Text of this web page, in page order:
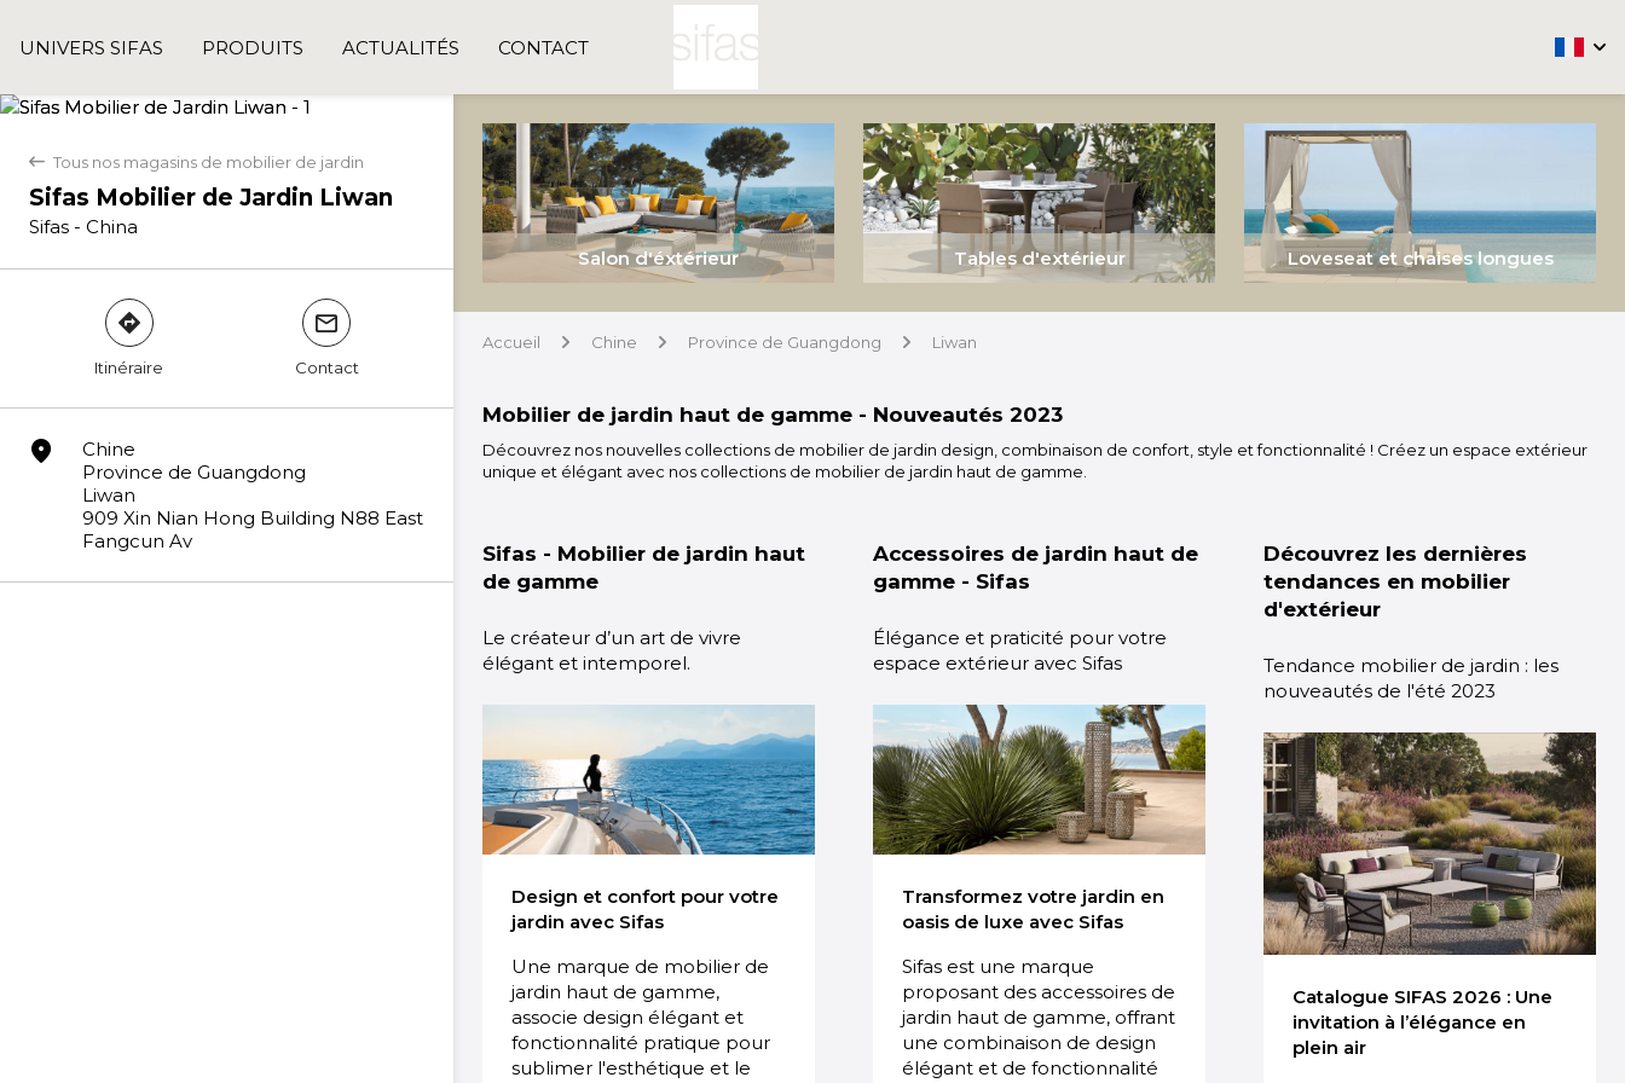
UNIVERS SIFAS PRODUITS ACTUALITÉS CONTACT arrow
back Tous nos magasins de mobilier de jardin
Sifas Mobilier de Jardin Liwan
Sifas - China
direction
Itinéraire
mail
Contact
marker
Chine
Province de Guangdong
Liwan
909 Xin Nian Hong Building N88 East
Fangcun Av
Salon d'éxtérieur Tables d'extérieur Loveseat et chaises longues
Accueil arrow Chine arrow Province de Guangdong arrow Liwan
Mobilier de jardin haut de gamme - Nouveautés 2023
Découvrez nos nouvelles collections de mobilier de jardin design, combinaison de confort, style et fonctionnalité ! Créez un espace extérieur
unique et élégant avec nos collections de mobilier de jardin haut de gamme.
Sifas - Mobilier de jardin haut
de gamme
Le créateur d’un art de vivre
élégant et intemporel.
Design et confort pour votre
jardin avec Sifas
Une marque de mobilier de
jardin haut de gamme,
associe design élégant et
fonctionnalité pratique pour
sublimer l'esthétique et le
Accessoires de jardin haut de
gamme - Sifas
Élégance et praticité pour votre
espace extérieur avec Sifas
Transformez votre jardin en
oasis de luxe avec Sifas
Sifas est une marque
proposant des accessoires de
jardin haut de gamme, offrant
une combinaison de design
élégant et de fonctionnalité
Découvrez les dernières
tendances en mobilier
d'extérieur
Tendance mobilier de jardin : les
nouveautés de l'été 2023
Catalogue SIFAS 2026 : Une
invitation à l’élégance en
plein air